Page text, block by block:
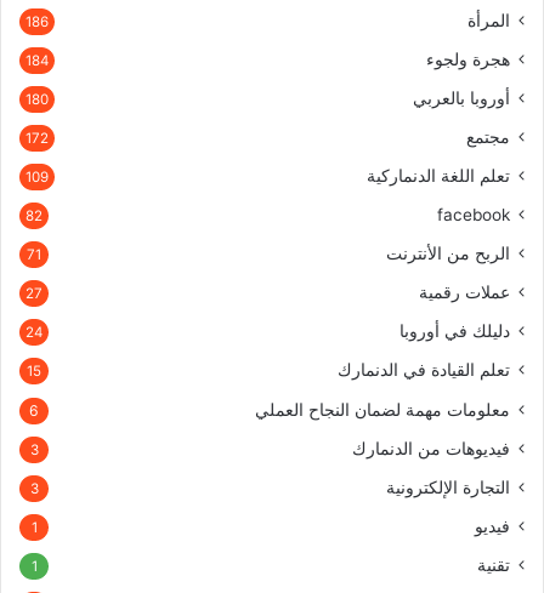
المرأة 186
هجرة ولجوء 184
أوروبا بالعربي 180
مجتمع 172
تعلم اللغة الدنماركية 109
facebook
82
الربح من الأنترنت 71
عملات رقمية 27
دليلك في أوروبا 24
تعلم القيادة في الدنمارك 15
معلومات مهمة لضمان النجاح العملي 6
فيديوهات من الدنمارك 3
التجارة الإلكترونية 3
فيديو 1
تقنية 1